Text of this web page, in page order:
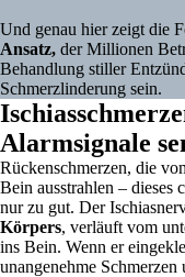
Und genau hier zeigt die
Ansatz, der Millionen
Behandlung stiller
Schmerzlinderung sein.
Alarmsignale
Rückenschmerzen, die
Bein ausstrahlen – dieses
nur zu gut. Der
Körpers, verläuft vom
ins Bein. Wenn er
unangenehme